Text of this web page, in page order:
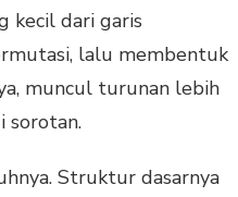
kecil dari garis
lalu membentuk
muncul turunan lebih
sorotan.
Struktur dasarnya